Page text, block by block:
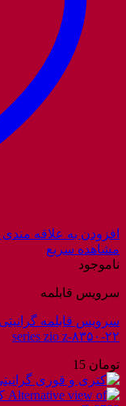
افزودن به علاقه مندی
مشاهده سریع
ناموجود
سرویس قابلمه
series zio z-۸۳۵۰-۲۲
تومان